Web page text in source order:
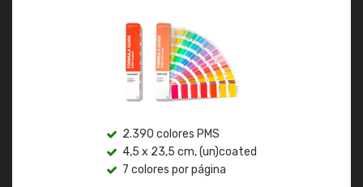
2.390 colores PMS
4,5 x 23,5 cm, (un)coated
7 colores por página